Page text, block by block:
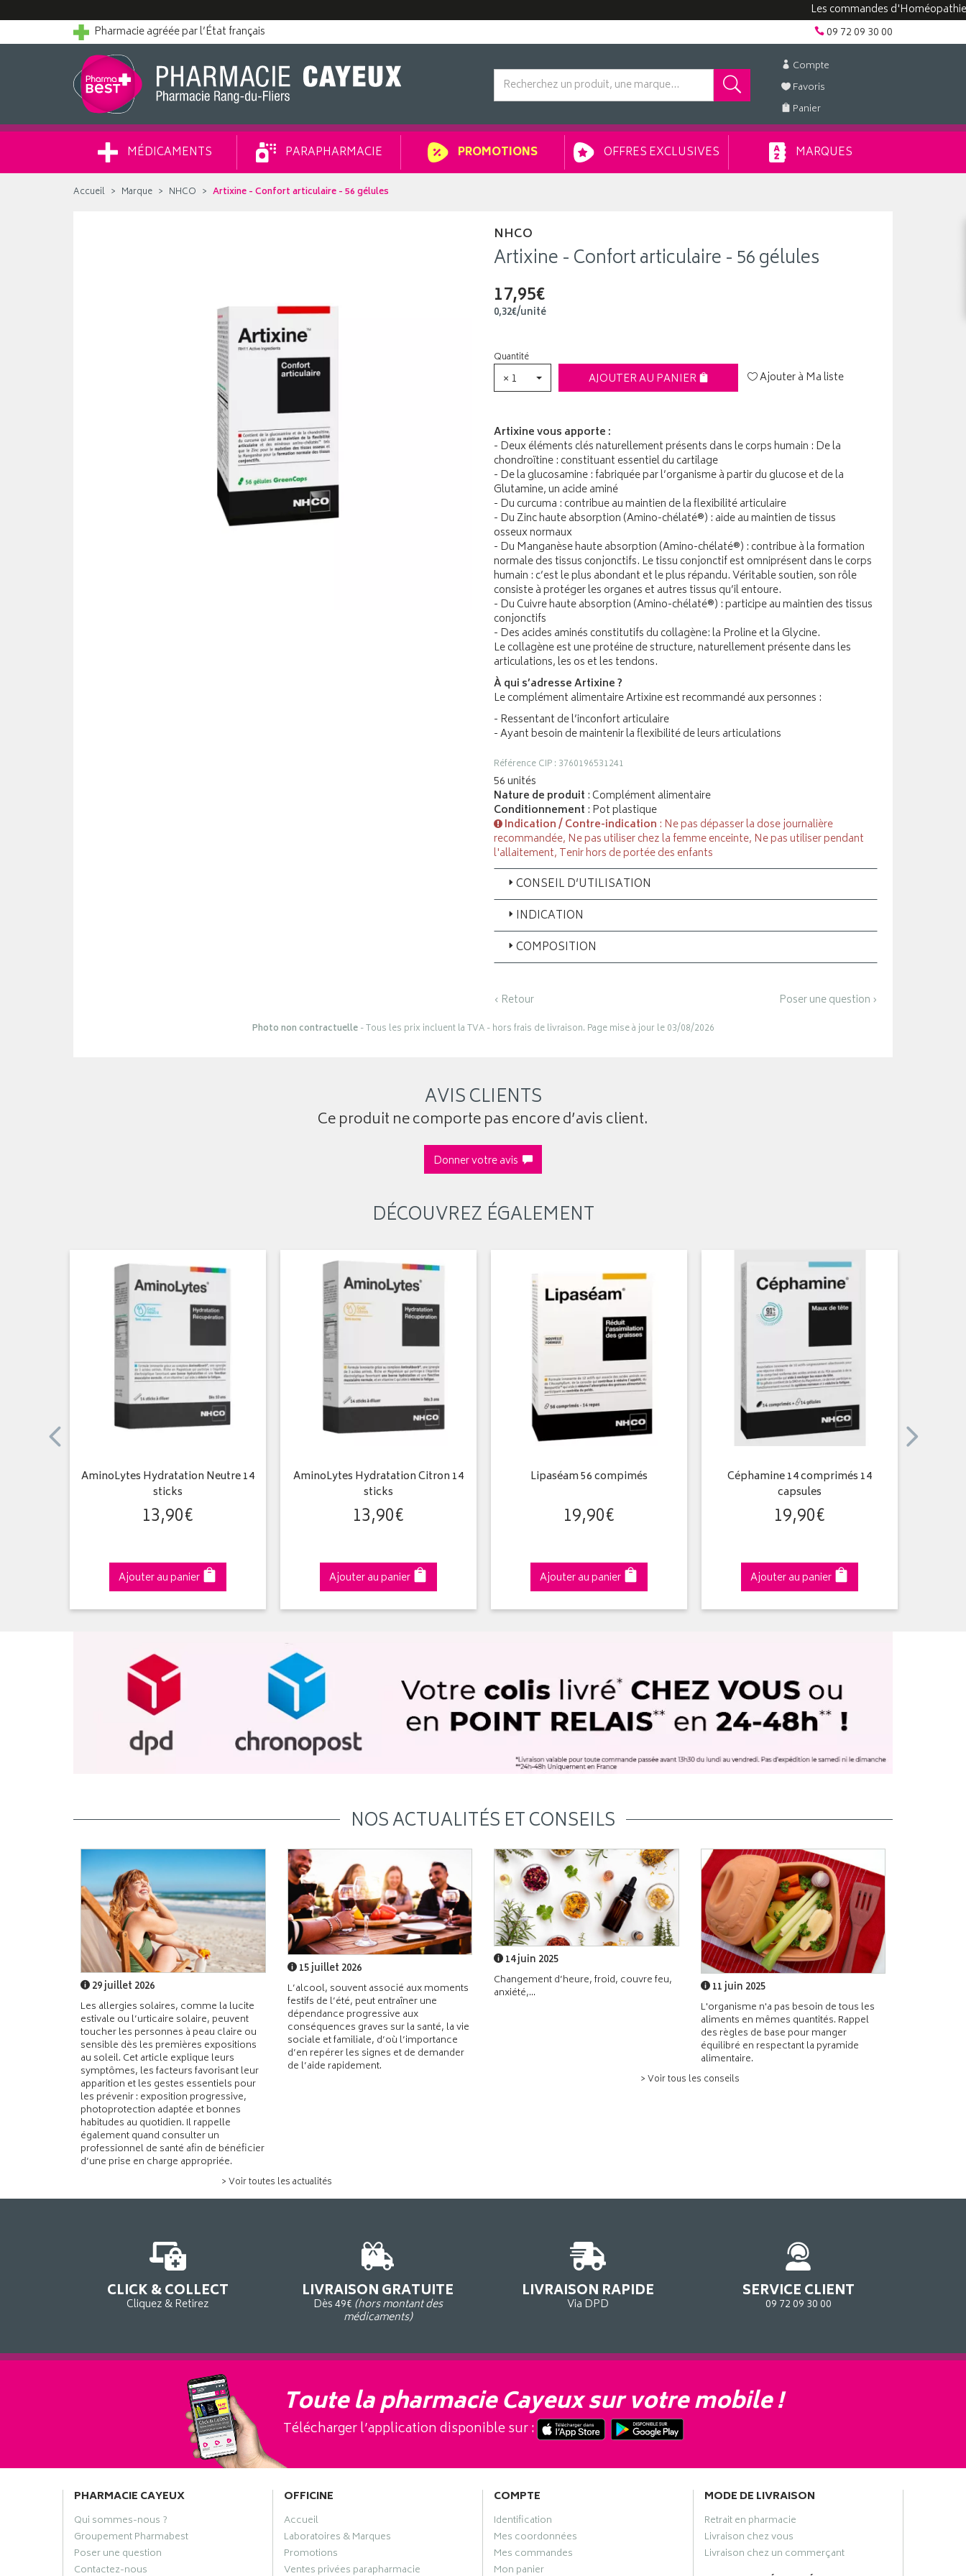
Les commandes d'Homéopathie
Pharmacie agréée par l’État français
09 72 09 30 00
Compte
Favoris
Panier
MÉDICAMENTS PARAPHARMACIE PROMOTIONS OFFRES EXCLUSIVES MARQUES
Accueil Marque NHCO Artixine - Confort articulaire - 56 gélules
NHCO
Artixine - Confort articulaire - 56 gélules
17,95€
0,32€/unité
Quantité
× 1 AJOUTER AU PANIER Ajouter à Ma liste
Artixine vous apporte :
- Deux éléments clés naturellement présents dans le corps humain : De la
chondroïtine : constituant essentiel du cartilage
- De la glucosamine : fabriquée par l’organisme à partir du glucose et de la
Glutamine, un acide aminé
- Du curcuma : contribue au maintien de la flexibilité articulaire
- Du Zinc haute absorption (Amino-chélaté®) : aide au maintien de tissus
osseux normaux
- Du Manganèse haute absorption (Amino-chélaté®) : contribue à la formation
normale des tissus conjonctifs. Le tissu conjonctif est omniprésent dans le corps
humain : c’est le plus abondant et le plus répandu. Véritable soutien, son rôle
consiste à protéger les organes et autres tissus qu’il entoure.
- Du Cuivre haute absorption (Amino-chélaté®) : participe au maintien des tissus
conjonctifs
- Des acides aminés constitutifs du collagène: la Proline et la Glycine.
Le collagène est une protéine de structure, naturellement présente dans les
articulations, les os et les tendons.
À qui s’adresse Artixine ?
Le complément alimentaire Artixine est recommandé aux personnes :
- Ressentant de l’inconfort articulaire
- Ayant besoin de maintenir la flexibilité de leurs articulations
Référence CIP : 3760196531241
56 unités
Nature de produit : Complément alimentaire
Conditionnement : Pot plastique
Indication / Contre-indication : Ne pas dépasser la dose journalière
recommandée, Ne pas utiliser chez la femme enceinte, Ne pas utiliser pendant
l'allaitement, Tenir hors de portée des enfants
CONSEIL D’UTILISATION
INDICATION
COMPOSITION
‹ Retour Poser une question ›
Photo non contractuelle- Tous les prix incluent la TVA - hors frais de livraison. Page mise à jour le 03/08/2026
AVIS CLIENTS
Ce produit ne comporte pas encore d’avis client.
Donner votre avis
DÉCOUVREZ ÉGALEMENT
AminoLytes Hydratation Neutre 14
sticks
13,90€
Ajouter au panier
AminoLytes Hydratation Citron 14
sticks
13,90€
Ajouter au panier
Lipaséam 56 compimés
19,90€
Ajouter au panier
Céphamine 14 comprimés 14
capsules
19,90€
Ajouter au panier
NOS ACTUALITÉS ET CONSEILS
29 juillet 2026
Les allergies solaires, comme la lucite
estivale ou l’urticaire solaire, peuvent
toucher les personnes à peau claire ou
sensible dès les premières expositions
au soleil. Cet article explique leurs
symptômes, les facteurs favorisant leur
apparition et les gestes essentiels pour
les prévenir : exposition progressive,
photoprotection adaptée et bonnes
habitudes au quotidien. Il rappelle
également quand consulter un
professionnel de santé afin de bénéficier
d’une prise en charge appropriée.
15 juillet 2026
L’alcool, souvent associé aux moments
festifs de l’été, peut entraîner une
dépendance progressive aux
conséquences graves sur la santé, la vie
sociale et familiale, d’où l’importance
d’en repérer les signes et de demander
de l’aide rapidement.
> Voir toutes les actualités
14 juin 2025
Changement d’heure, froid, couvre feu,
anxiété,...
11 juin 2025
L'organisme n'a pas besoin de tous les
aliments en mêmes quantités. Rappel
des règles de base pour manger
équilibré en respectant la pyramide
alimentaire.
> Voir tous les conseils
CLICK & COLLECT
Cliquez & Retirez
LIVRAISON GRATUITE
Dès 49€ (hors montant des
médicaments)
LIVRAISON RAPIDE
Via DPD
SERVICE CLIENT
09 72 09 30 00
Toute la pharmacie Cayeux sur votre mobile !
Télécharger l’application disponible sur :
PHARMACIE CAYEUX
Qui sommes-nous ?
Groupement Pharmabest
Poser une question
Contactez-nous
OFFICINE
Accueil
Laboratoires & Marques
Promotions
Ventes privées parapharmacie
COMPTE
Identification
Mes coordonnées
Mes commandes
Mon panier
MODE DE LIVRAISON
Retrait en pharmacie
Livraison chez vous
Livraison chez un commerçant